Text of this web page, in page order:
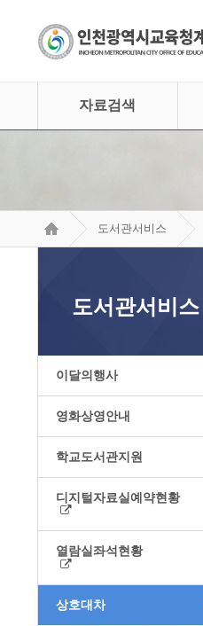
자료검색
도서관서비스
도서관서비스
이달의행사
영화상영안내
학교도서관지원
디지털자료실예약현황
열람실좌석현황
상호대차